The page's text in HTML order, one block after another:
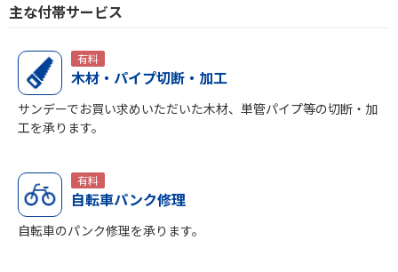
主な付帯サービス
有料
木材・パイプ切断・加工
サンデーでお買い求めいただいた木材、単管パイプ等の切断・加
工を承ります。
有料
自転車パンク修理
自転車のパンク修理を承ります。